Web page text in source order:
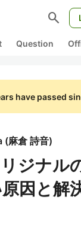
search
Question
have passed
(麻倉 詩音)
リジナル
因と解